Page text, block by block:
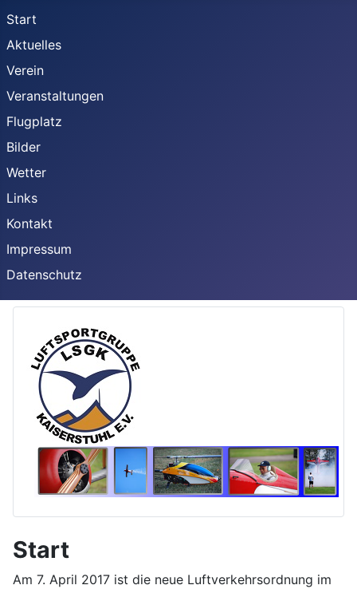
Start
Aktuelles
Verein
Veranstaltungen
Flugplatz
Bilder
Wetter
Links
Kontakt
Impressum
Datenschutz
Start
Am 7. April 2017 ist die neue Luftverkehrsordnung im